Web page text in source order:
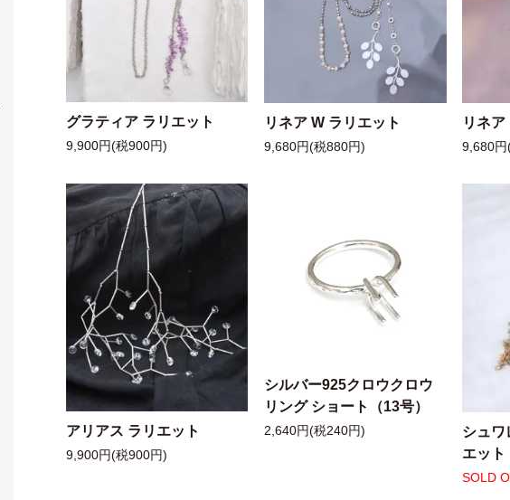
グラティア ラリエット
9,900円(税900円)
リネア W ラリエット
9,680円(税880円)
リネ
9,680
アリアス ラリエット
9,900円(税900円)
シルバー925クロウクロウ
リング ショート（13号）
2,640円(税240円)
シュワ
エット
SOLD